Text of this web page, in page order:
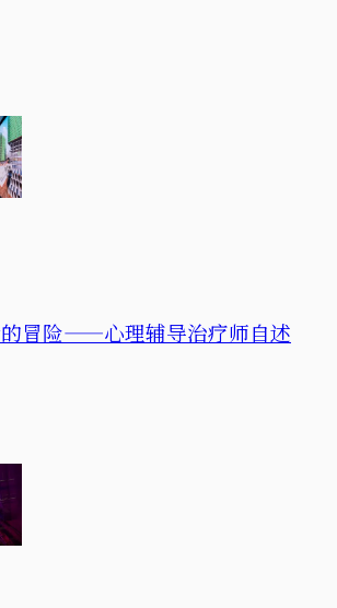
冒险——心理辅导治疗师自述